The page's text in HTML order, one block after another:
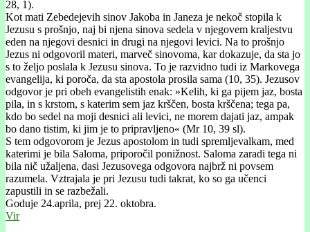
28, 1).
Kot mati Zebedejevih sinov Jakoba in Janeza je nekoč stopila k
Jezusu s prošnjo, naj bi njena sinova sedela v njegovem kraljestvu
eden na njegovi desnici in drugi na njegovi levici. Na to prošnjo
Jezus ni odgovoril materi, marveč sinovoma, kar dokazuje, da sta jo
s to željo poslala k Jezusu sinova. To je razvidno tudi iz Markovega
evangelija, ki poroča, da sta apostola prosila sama (10, 35). Jezusov
odgovor je pri obeh evangelistih enak: »Kelih, ki ga pijem jaz, bosta
pila, in s krstom, s katerim sem jaz krščen, bosta krščena; tega pa,
kdo bo sedel na moji desnici ali levici, ne morem dajati jaz, ampak
bo dano tistim, ki jim je to pripravljeno« (Mr 10, 39 sl).
S tem odgovorom je Jezus apostolom in tudi spremljevalkam, med
katerimi je bila Saloma, priporočil ponižnost. Saloma zaradi tega ni
bila nič užaljena, dasi Jezusovega odgovora najbrž ni povsem
razumela. Vztrajala je pri Jezusu tudi takrat, ko so ga učenci
zapustili in se razbežali.
Goduje 24.aprila, prej 22. oktobra.
Vir